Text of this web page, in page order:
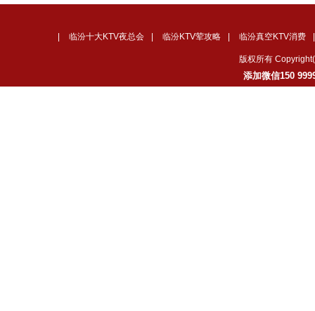
版权所有
添加微信150
临汾十大KTV夜总会 临汾KTV荤攻略 临汾真空KTV消费